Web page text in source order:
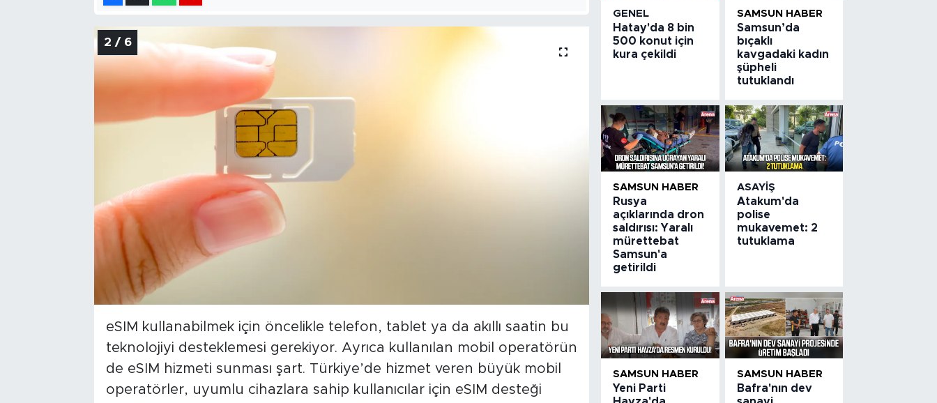
2 / 6
eSIM kullanabilmek için öncelikle telefon, tablet ya da akıllı saatin bu
teknolojiyi desteklemesi gerekiyor. Ayrıca kullanılan mobil operatörün
de eSIM hizmeti sunması şart. Türkiye’de hizmet veren büyük mobil
operatörler, uyumlu cihazlara sahip kullanıcılar için eSIM desteği
GENEL
Hatay'da 8 bin
500 konut için
kura çekildi
SAMSUN HABER
Samsun’da
bıçaklı
kavgadaki kadın
şüpheli
tutuklandı
SAMSUN HABER
Rusya
açıklarında dron
saldırısı: Yaralı
mürettebat
Samsun'a
getirildi
ASAYIŞ
Atakum'da
polise
mukavemet: 2
tutuklama
SAMSUN HABER
Yeni Parti
SAMSUN HABER
Bafra'nın dev